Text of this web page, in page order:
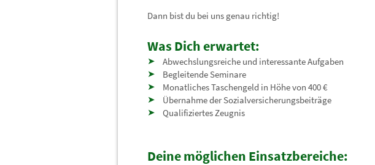
Dann bist du bei uns genau richtig!
Was Dich erwartet:
Abwechslungsreiche und interessante Aufgaben
Begleitende Seminare
Monatliches Taschengeld in Höhe von 400 €
Übernahme der Sozialversicherungsbeiträge
Qualifiziertes Zeugnis
Deine möglichen Einsatzbereiche: